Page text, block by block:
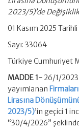
2023/5)’de
01 Kasım 2025
Sayı: 33064
Türkiye Cumhuriyet
MADDE 1-26/1/2023
yayımlanan
Lirasına
2023/5)’in geçici 1
“30/4/2026”